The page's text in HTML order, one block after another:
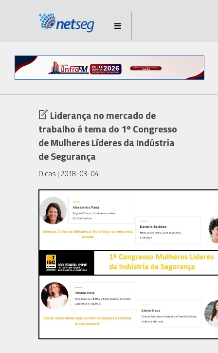
Liderança no mercado de
trabalho é tema do 1º Congresso
de Mulheres Líderes da Indústria
de Segurança
Dicas | 2018-03-04